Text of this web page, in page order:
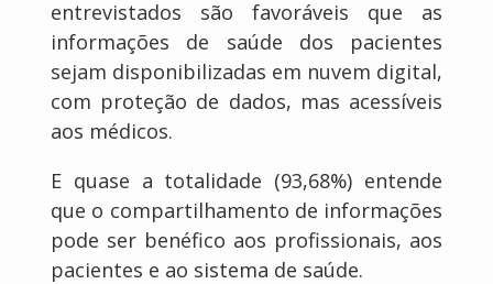
entrevistados são favoráveis que as
informações de saúde dos pacientes
sejam disponibilizadas em nuvem digital,
com proteção de dados, mas acessíveis
aos médicos.
E quase a totalidade (93,68%) entende
que o compartilhamento de informações
pode ser benéfico aos profissionais, aos
pacientes e ao sistema de saúde.